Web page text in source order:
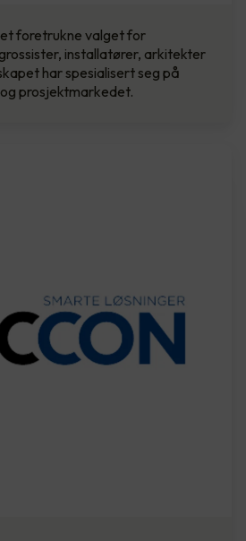
foretrukne valget for
installatører, arkitekter
har spesialisert seg på
prosjektmarkedet.